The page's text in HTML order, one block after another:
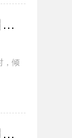
蚂蚁庄园今日最新答案在文章末 7.25日蚂蚁庄园今日正确答案汇总
，倾
蚂蚁庄园今日最新答案在文章末 7.24日蚂蚁庄园今日正确答案汇总